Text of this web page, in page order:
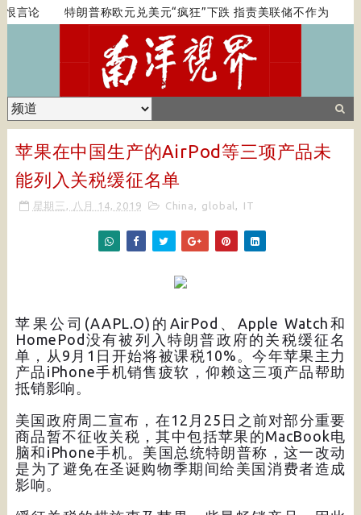
言论 特朗普称欧元兑美元“疯狂”下跌 指责美联储不作为
苹果在中国生产的AirPod等三项产品未
能列入关税缓征名单
星期三, 八月 14, 2019 China , global , IT
苹果公司(AAPL.O)的AirPod、Apple Watch和
HomePod没有被列入特朗普政府的关税缓征名
单，从9月1日开始将被课税10%。今年苹果主力
产品iPhone手机销售疲软，仰赖这三项产品帮助
抵销影响。
美国政府周二宣布，在12月25日之前对部分重要
商品暂不征收关税，其中包括苹果的MacBook电
脑和iPhone手机。美国总统特朗普称，这一改动
是为了避免在圣诞购物季期间给美国消费者造成
影响。